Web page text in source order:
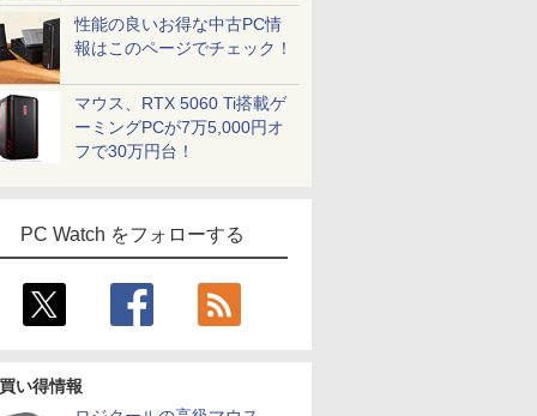
一気に聴く
性能の良いお得な中古PC情
報はこのページでチェック！
マウス、RTX 5060 Ti搭載ゲ
ーミングPCが7万5,000円オ
フで30万円台！
PC Watch をフォローする
い得情報